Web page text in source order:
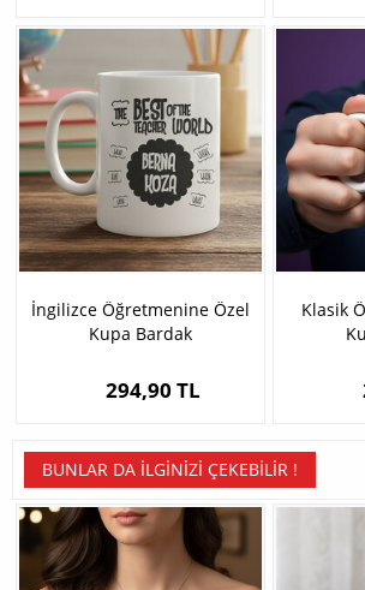
İngilizce Öğretmenine Özel
Kupa Bardak
294,90 TL
Klasik
BUNLAR DA İLGINIZI ÇEKEBILIR !